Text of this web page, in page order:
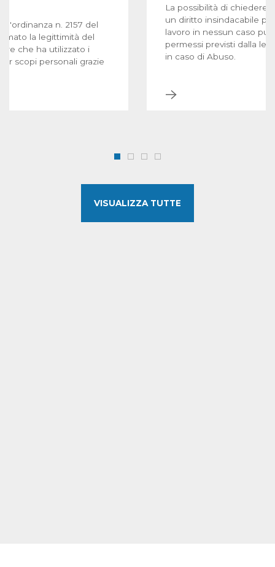
l'ordinanza n. 2157 del
la legittimità del
che ha utilizzato i
scopi personali grazie
La possibilità di chiedere
un diritto insindacabile
lavoro in nessun caso
permessi previsti dalla
in caso di Abuso.
VISUALIZZA TUTTE